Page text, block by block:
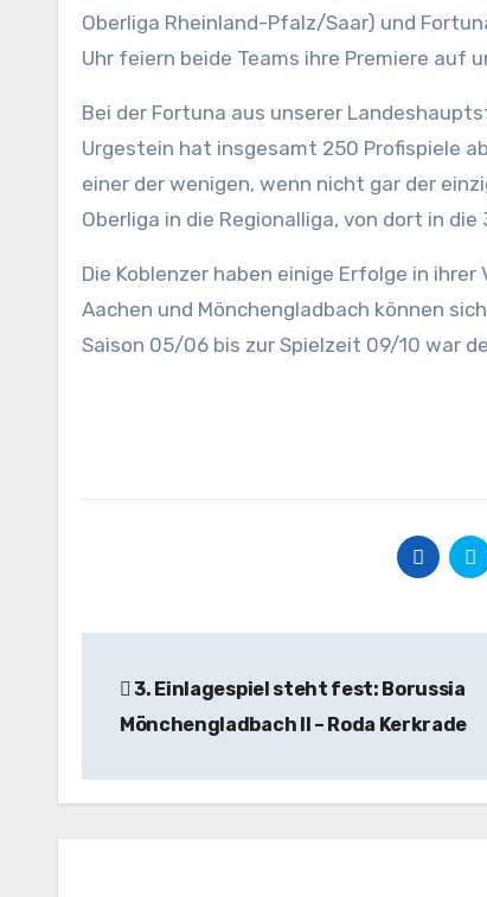
Oberliga Rheinland-Pfalz/Saar) und
Uhr feiern beide Teams ihre Premiere auf
Bei der Fortuna aus unserer
Urgestein hat insgesamt 250 Profispiele
einer der wenigen, wenn nicht gar der
Oberliga in die Regionalliga, von dort in
Die Koblenzer haben einige Erfolge in
Aachen und Mönchengladbach können
Saison 05/06 bis zur Spielzeit 09/10 war
3. Einlagespiel steht fest: Borussia
Mönchengladbach II – Roda Kerkrade